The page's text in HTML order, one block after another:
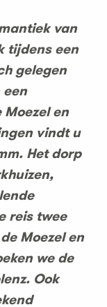
van
tijdens een
gelegen
een
en
vindt u
Het dorp
reis twee
Moezel en
we de
Ook